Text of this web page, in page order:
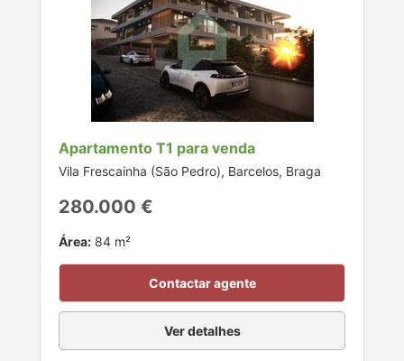
Apartamento T1 para venda
Vila Frescainha (São Pedro), Barcelos, Braga
280.000 €
Área: 84 m²
Contactar agente
Ver detalhes